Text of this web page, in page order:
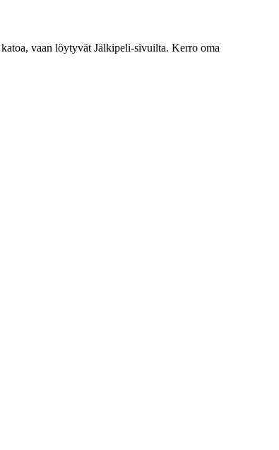
vaan löytyvät Jälkipeli-sivuilta. Kerro oma